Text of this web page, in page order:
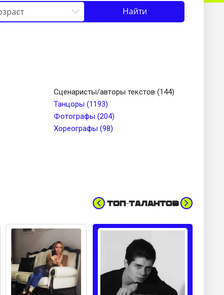
Найти
Цвет волос
Сценаристы/авторы текстов (144)
Танцоры (1193)
Фотографы (204)
Хореографы (98)
Топ-талантов